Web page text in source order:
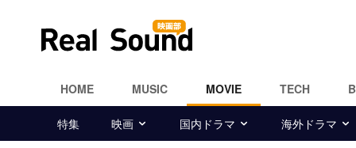
HOME MUSIC MOVIE TECH
特集 映画 国内ドラマ 海外ドラマ